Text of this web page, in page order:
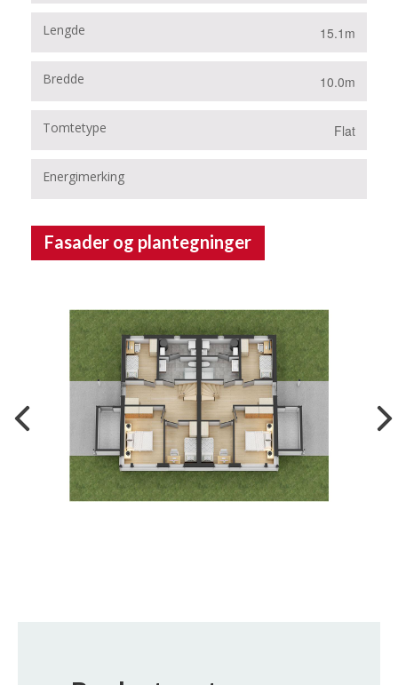
Lengde 15.1m
Bredde 10.0m
Tomtetype Flat
Energimerking
Fasader og plantegninger